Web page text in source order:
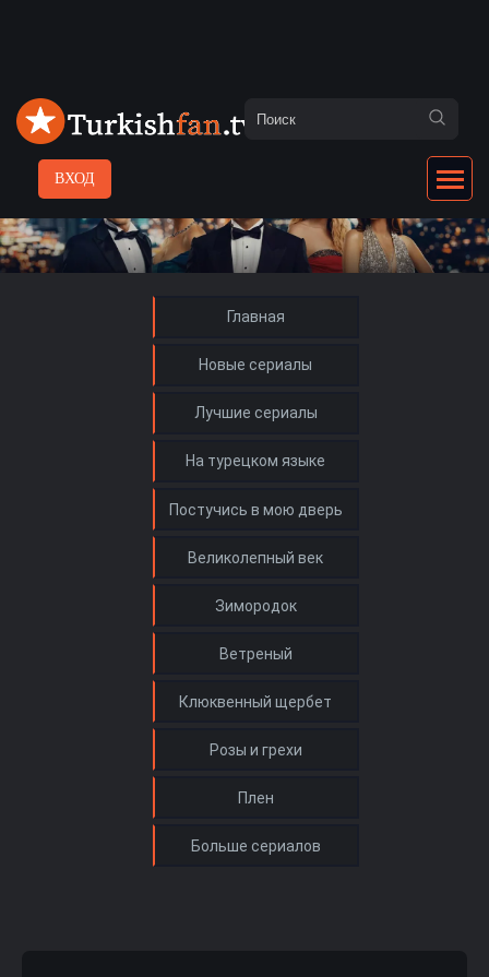
ВХОД
Главная
Новые сериалы
Лучшие сериалы
На турецком языке